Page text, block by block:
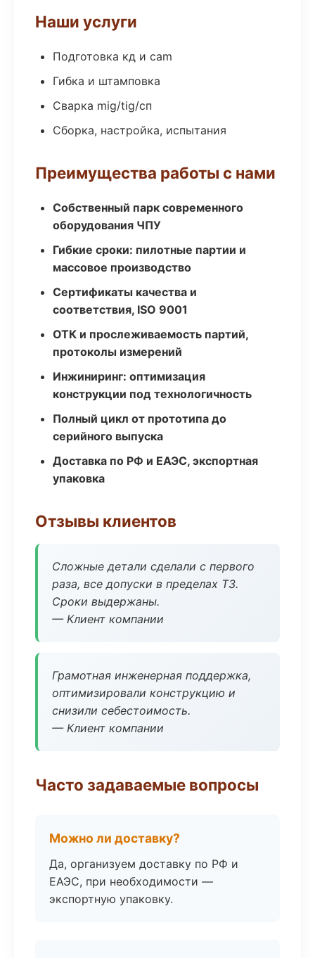
Наши услуги
Подготовка кд и cam
Гибка и штамповка
Сварка mig/tig/сп
Сборка, настройка, испытания
Преимущества работы с нами
Собственный парк современного
оборудования ЧПУ
Гибкие сроки: пилотные партии и
массовое производство
Сертификаты качества и
соответствия, ISO 9001
ОТК и прослеживаемость партий,
протоколы измерений
Инжиниринг: оптимизация
конструкции под технологичность
Полный цикл от прототипа до
серийного выпуска
Доставка по РФ и ЕАЭС, экспортная
упаковка
Отзывы клиентов
Сложные детали сделали с первого
раза, все допуски в пределах ТЗ.
Сроки выдержаны.
— Клиент компании
Грамотная инженерная поддержка,
оптимизировали конструкцию и
снизили себестоимость.
— Клиент компании
Часто задаваемые вопросы
Можно ли доставку?
Да, организуем доставку по РФ и
ЕАЭС, при необходимости —
экспортную упаковку.